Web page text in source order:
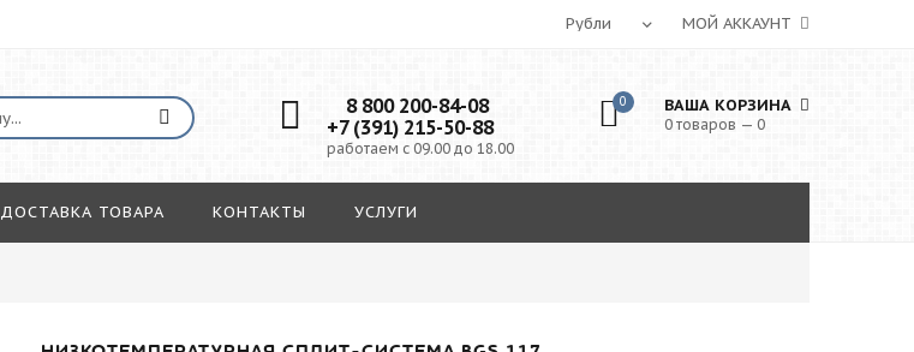
МОЙ АККАУНТ
8 800 200-84-08
+7 (391) 215-50-88
работаем с 09.00 до 18.00
0 ВАША КОРЗИНА
0 товаров — 0
ДОСТАВКА ТОВАРА КОНТАКТЫ УСЛУГИ